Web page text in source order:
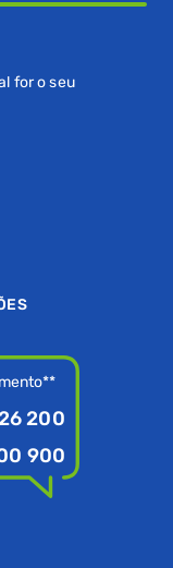
for o seu
200
900